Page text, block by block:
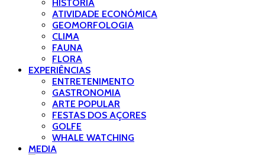
HISTÓRIA
ATIVIDADE ECONÓMICA
GEOMORFOLOGIA
CLIMA
FAUNA
FLORA
EXPERIÊNCIAS
ENTRETENIMENTO
GASTRONOMIA
ARTE POPULAR
FESTAS DOS AÇORES
GOLFE
WHALE WATCHING
MEDIA